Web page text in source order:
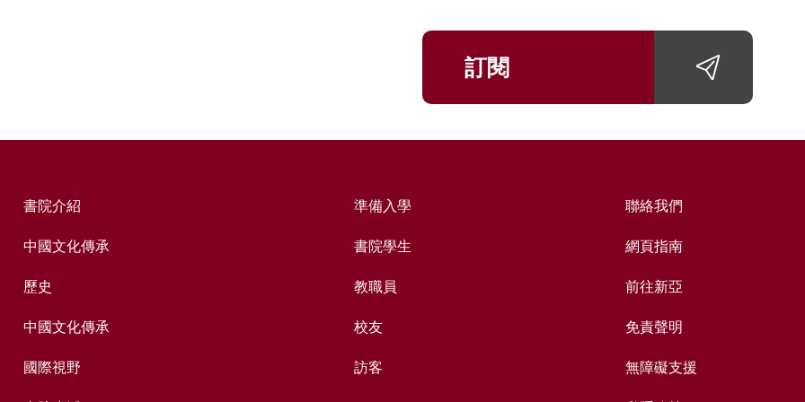
訂閱
書院介紹
中國文化傳承
歷史
中國文化傳承
國際視野
準備入學
書院學生
教職員
校友
訪客
聯絡我們
網頁指南
前往新亞
免責聲明
無障礙支援